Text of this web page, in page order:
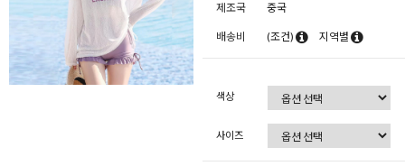
제조국 중국
배송비 (조건) 지역별
색상
사이즈